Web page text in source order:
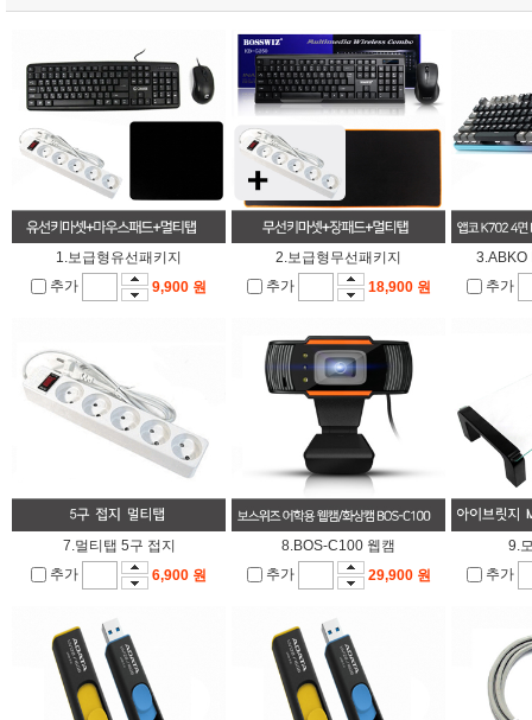
1.보급형유선패키지
추가
9,900 원
2.보급형무선패키지
추가
18,900 원
3.ABKO
추가
7.멀티탭 5구 접지
추가
6,900 원
8.BOS-C100 웹캠
추가
29,900 원
9.
추가